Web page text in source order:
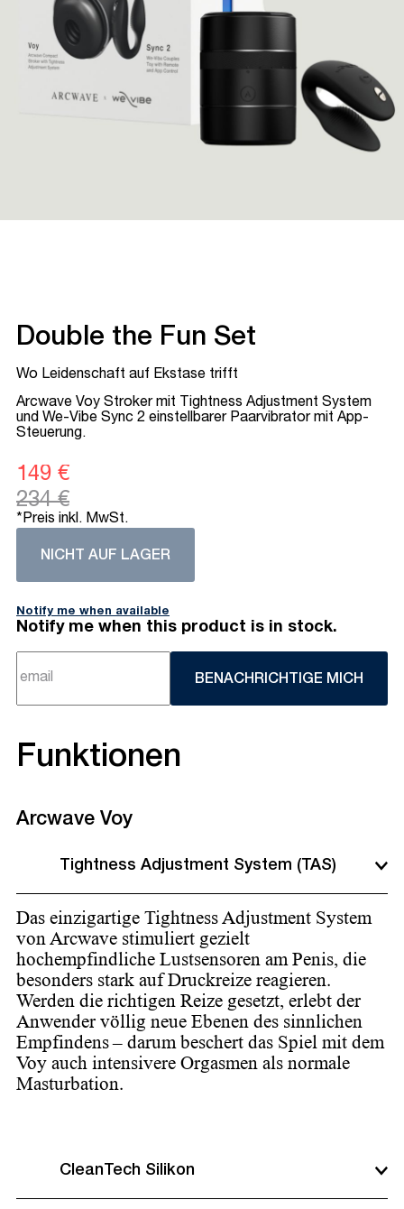
Double the Fun Set
Wo Leidenschaft auf Ekstase trifft
Arcwave Voy Stroker mit Tightness Adjustment System
und We-Vibe Sync 2 einstellbarer Paarvibrator mit App-
Steuerung.
149 €
234 €
*Preis inkl. MwSt.
NICHT AUF LAGER
Notify me when available
Notify me when this product is in stock.
BENACHRICHTIGE MICH
Funktionen
Arcwave Voy
Tightness Adjustment System (TAS)
Das einzigartige Tightness Adjustment System
von Arcwave stimuliert gezielt
hochempfindliche Lustsensoren am Penis, die
besonders stark auf Druckreize reagieren.
Werden die richtigen Reize gesetzt, erlebt der
Anwender völlig neue Ebenen des sinnlichen
Empfindens – darum beschert das Spiel mit dem
Voy auch intensivere Orgasmen als normale
Masturbation.
CleanTech Silikon